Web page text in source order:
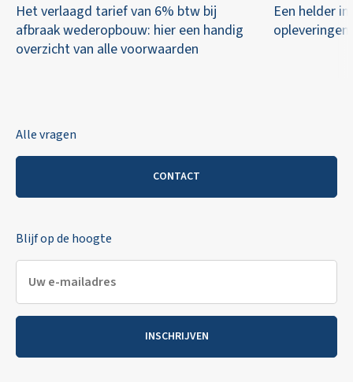
Het verlaagd tarief van 6% btw bij
afbraak wederopbouw: hier een handig
overzicht van alle voorwaarden
Een helder
Alle vragen
CONTACT
Blijf op de hoogte
INSCHRIJVEN